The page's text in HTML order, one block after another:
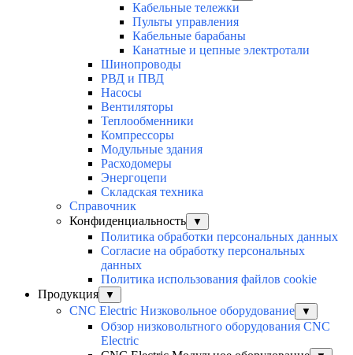
Кабельные тележки
Пульты управления
Кабельные барабаны
Канатные и цепные электротали
Шинопроводы
РВД и ПВД
Насосы
Вентиляторы
Теплообменники
Компрессоры
Модульные здания
Расходомеры
Энергоцепи
Складская техника
Справочник
Конфиденциальность
▼
Политика обработки персональных данных
Согласие на обработку персональных
данных
Политика использования файлов cookie
Продукция
▼
CNC Electric Низковольное оборудование ▼
Обзор низковольтного оборудования CNC
Electric